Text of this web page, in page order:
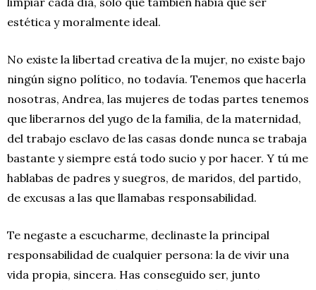
estética y moralmente ideal.
No existe la libertad creativa de la mujer, no existe bajo
ningún signo político, no todavía. Tenemos que hacerla
nosotras, Andrea, las mujeres de todas partes tenemos
que liberarnos del yugo de la familia, de la maternidad,
del trabajo esclavo de las casas donde nunca se trabaja
bastante y siempre está todo sucio y por hacer. Y tú me
hablabas de padres y suegros, de maridos, del partido,
de excusas a las que llamabas responsabilidad.
Te negaste a escucharme, declinaste la principal
responsabilidad de cualquier persona: la de vivir una
vida propia, sincera. Has conseguido ser, junto